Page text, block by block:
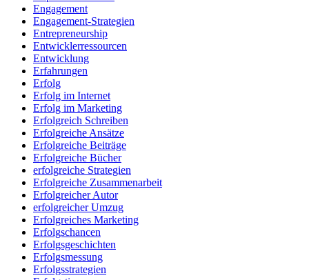
Engagement
Engagement-Strategien
Entrepreneurship
Entwicklerressourcen
Entwicklung
Erfahrungen
Erfolg
Erfolg im Internet
Erfolg im Marketing
Erfolgreich Schreiben
Erfolgreiche Ansätze
Erfolgreiche Beiträge
Erfolgreiche Bücher
erfolgreiche Strategien
Erfolgreiche Zusammenarbeit
Erfolgreicher Autor
erfolgreicher Umzug
Erfolgreiches Marketing
Erfolgschancen
Erfolgsgeschichten
Erfolgsmessung
Erfolgsstrategien